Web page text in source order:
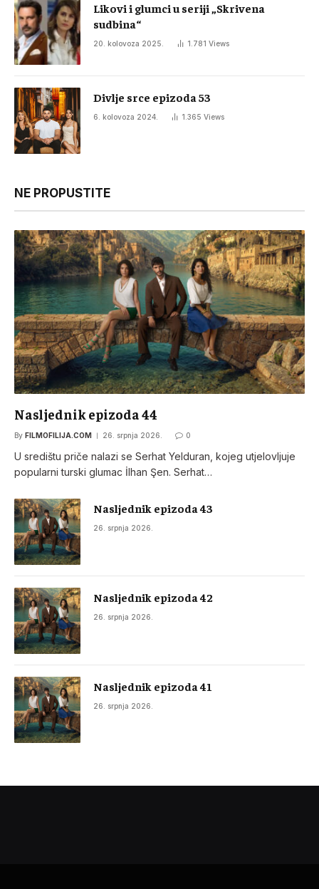
Likovi i glumci u seriji „Skrivena
sudbina“
20. kolovoza 2025. 1.781 Views
Divlje srce epizoda 53
6. kolovoza 2024. 1.365 Views
NE PROPUSTITE
Nasljednik epizoda 44
By FILMOFILIJA.COM 26. srpnja 2026. 0
U središtu priče nalazi se Serhat Yelduran, kojeg utjelovljuje
popularni turski glumac İlhan Şen. Serhat…
Nasljednik epizoda 43
26. srpnja 2026.
Nasljednik epizoda 42
26. srpnja 2026.
Nasljednik epizoda 41
26. srpnja 2026.